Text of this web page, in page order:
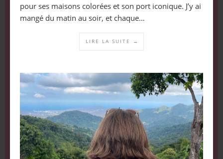
pour ses maisons colorées et son port iconique. J’y ai
mangé du matin au soir, et chaque…
LIRE LA SUITE →